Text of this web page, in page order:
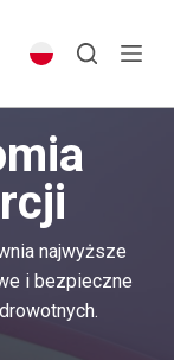
najwyższe
i bezpieczne